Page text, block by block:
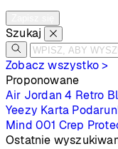
Szukaj
Zobacz wszystko >
Proponowane
Air Jordan 4 Retro
Yeezy Karta
Mind 001 Crep
Ostatnie